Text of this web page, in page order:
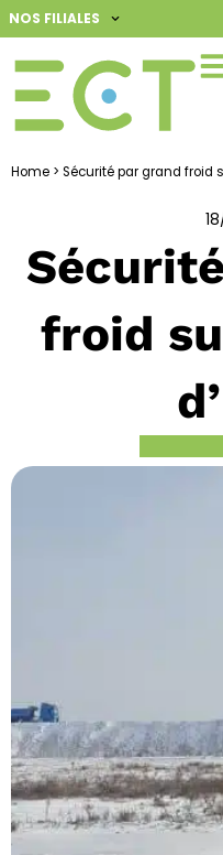
Aller
au
contenu
NOS FILIALES
Home > Sécurité par grand froid
froid